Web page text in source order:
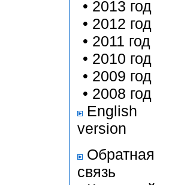
• 2013 год
• 2012 год
• 2011 год
• 2010 год
• 2009 год
• 2008 год
English
version
Обратная
связь